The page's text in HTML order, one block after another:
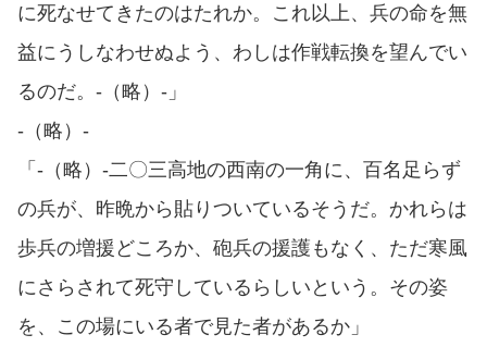
に死なせてきたのはたれか。これ以上、兵の命を無
益にうしなわせぬよう、わしは作戦転換を望んでい
るのだ。-（略）-」
-（略）-
「-（略）-二〇三高地の西南の一角に、百名足らず
の兵が、昨晩から貼りついているそうだ。かれらは
歩兵の増援どころか、砲兵の援護もなく、ただ寒風
にさらされて死守しているらしいという。その姿
を、この場にいる者で見た者があるか」